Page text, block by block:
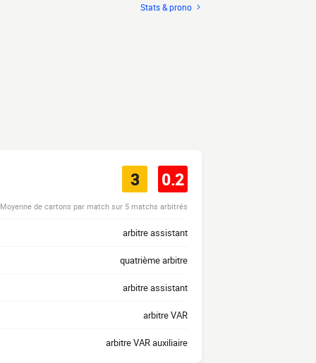
Stats & prono
3 0.2
Moyenne de cartons par match sur 5 matchs arbitrés
arbitre assistant
quatrième arbitre
arbitre assistant
arbitre VAR
arbitre VAR auxiliaire